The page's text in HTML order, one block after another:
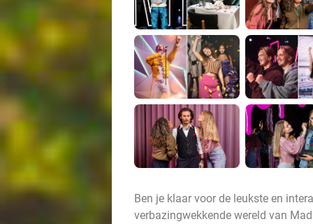
Ben je klaar voor de leukste en
verbazingwekkende wereld van